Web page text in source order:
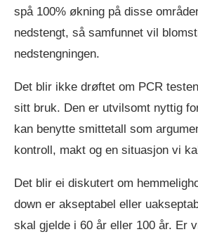
spå 100% økning på disse
nedstengt, så samfunnet vil
nedstengningen.
Det blir ikke drøftet om PCR
sitt bruk. Den er utvilsomt nyttig
kan benytte smittetall som
kontroll, makt og en situasjon vi
Det blir ei diskutert om
down er akseptabel eller
skal gjelde i 60 år eller 100 år. Er